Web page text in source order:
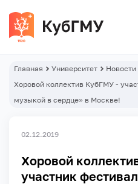
Главная Университет
Новости
Хоровой коллектив КубГМУ -
музыкой в сердце» в Москве!
02.12.2019
Хоровой
участник